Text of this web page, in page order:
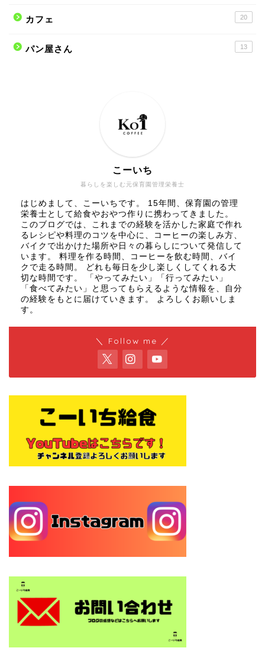
カフェ 20
パン屋さん 13
暮らしを楽しむ元保育園管理栄養士
こーいち
はじめまして、こーいちです。 15年間、保育園の管理
栄養士として給食やおやつ作りに携わってきました。
このブログでは、これまでの経験を活かした家庭で作れ
るレシピや料理のコツを中心に、コーヒーの楽しみ方、
バイクで出かけた場所や日々の暮らしについて発信して
います。 料理を作る時間、コーヒーを飲む時間、バイ
クで走る時間。 どれも毎日を少し楽しくしてくれる大
切な時間です。 「やってみたい」「行ってみたい」
「食べてみたい」と思ってもらえるような情報を、自分
の経験をもとに届けていきます。 よろしくお願いしま
す。
＼ Follow me ／